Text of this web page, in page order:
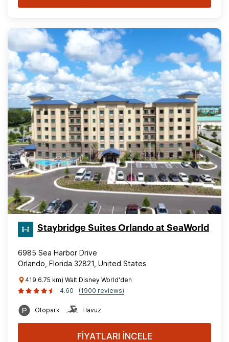
Staybridge Suites Orlando at SeaWorld
6985 Sea Harbor Drive
Orlando, Florida 32821, United States
419 6.75 km) Walt Disney World'den
4.60
(1900 reviews)
Otopark Havuz
FİYATLARI İNCELE